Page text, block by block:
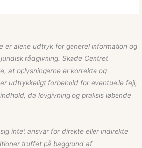
er alene udtryk for generel information og
rådgivning. Skøde Centret
at oplysningerne er korrekte og
udtrykkeligt forbehold for eventuelle fejl,
da lovgivning og praksis løbende
intet ansvar for direkte eller indirekte
truffet på baggrund af